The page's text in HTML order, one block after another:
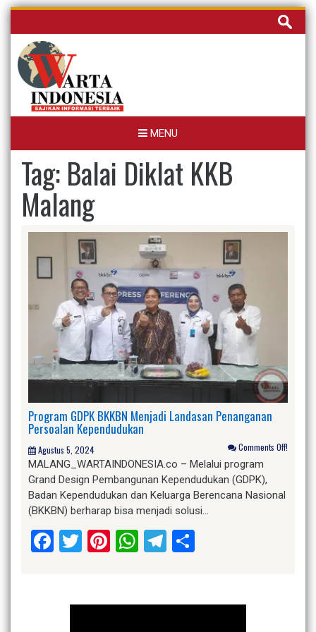
Skip
content
Cari
untuk:
MENU
Tag: Balai Diklat KKB
Malang
Program GDPK BKKBN Menjadi Landasan Penanganan
Persoalan Kependudukan
Agustus 5, 2024 Comments Off!
MALANG_WARTAINDONESIA.co – Melalui program
Grand Design Pembangunan Kependudukan (GDPK),
Badan Kependudukan dan Keluarga Berencana Nasional
(BKKBN) berharap bisa menjadi solusi…
Facebook
Twitter
Pinterest
WhatsApp
Telegram